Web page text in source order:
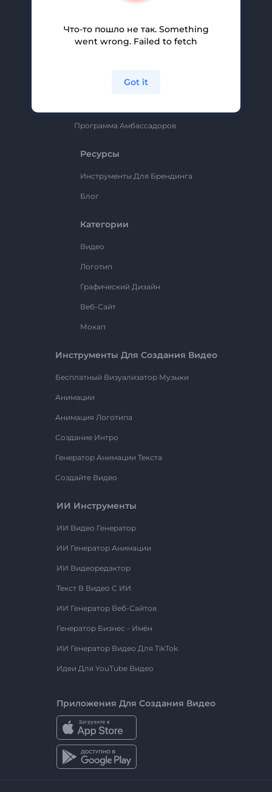
Помощь И Поддержка
Партнерская Программа
Политика Конфиденциальности
Программа Амбассадоров
Ресурсы
Инструменты Для Брендинга
Блог
Категории
Видео
Логотип
Графический Дизайн
Веб-Сайт
Мокап
Инструменты Для Создания Видео
Бесплатный Визуализатор Музыки
Анимации
Анимация Логотипа
Создание Интро
Генератор Анимации Текста
Создайте Видео
ИИ Инструменты
ИИ Видео Генератор
ИИ Генератор Анимации
ИИ Видеоредактор
Текст В Видео С ИИ
ИИ Генератор Веб-Сайтов
Генератор Бизнес - Имён
ИИ Генератор Видео Для TikTok
Идеи Для YouTube Видео
Приложения Для Создания Видео
Что-то пошло не так. Something
went wrong. Failed to fetch
Got it